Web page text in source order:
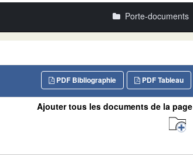
Porte-documents
PDF Tableau
PDF Bibliographie
Ajouter tous les documents de la page